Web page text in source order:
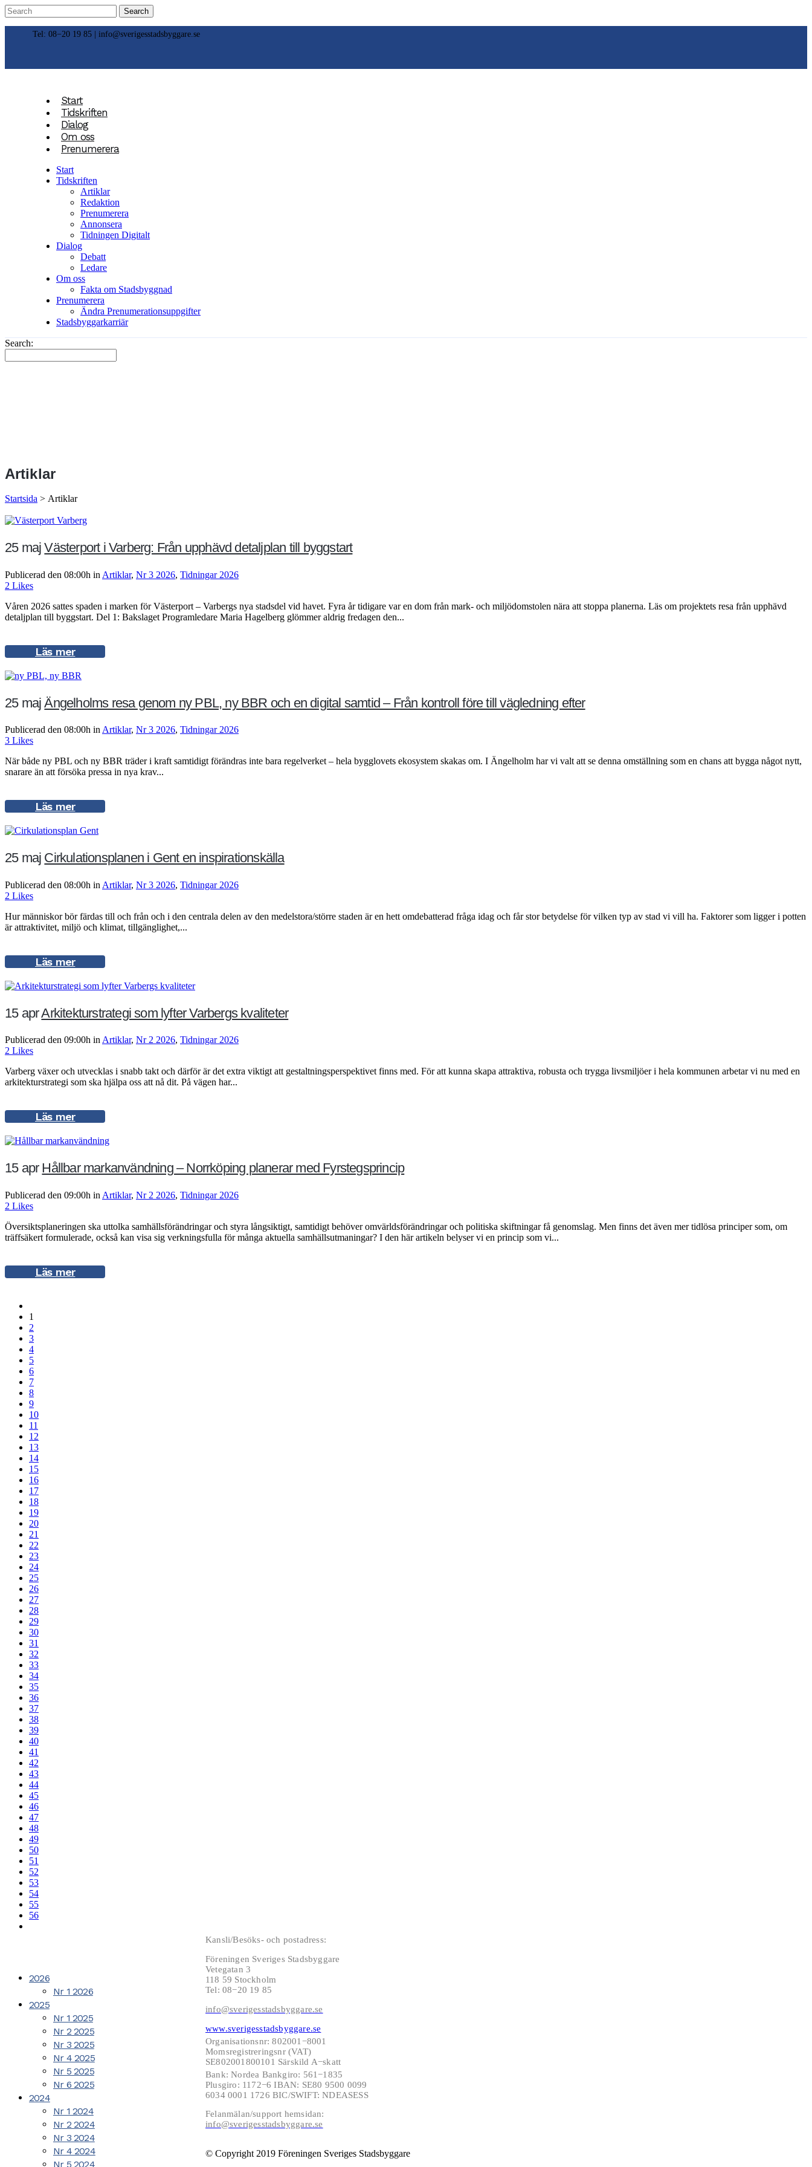
Tel: 08−20 19 85 | info@sverigesstadsbyggare.se
Start
Tidskriften
Dialog
Om oss
Prenumerera
Start
Tidskriften
Artiklar
Redaktion
Prenumerera
Annonsera
Tidningen Digitalt
Dialog
Debatt
Ledare
Om oss
Fakta om Stadsbyggnad
Prenumerera
Ändra Prenumerationsuppgifter
Stadsbyggarkarriär
Search:
Artiklar
Startsida > Artiklar
25 maj Västerport i Varberg: Från upphävd detalj­plan till byggstart
Publicerad den 08:00h in Artiklar, Nr 3 2026, Tidningar 2026
2 Likes
Våren 2026 sattes spaden i marken för Västerport – Varbergs nya stadsdel vid havet. Fyra år tidigare var en dom från mark- och miljödomstolen nära att stoppa planerna. Läs om projektets resa från upphävd
detaljplan till byggstart. Del 1: Bakslaget Programledare Maria Hagelberg glömmer aldrig fredagen den...
Läs mer
25 maj Ängelholms resa genom ny PBL, ny BBR och en digital samtid – Från kontroll före till vägledning efter
Publicerad den 08:00h in Artiklar, Nr 3 2026, Tidningar 2026
3 Likes
När både ny PBL och ny BBR träder i kraft samtidigt förändras inte bara regelverket – hela bygglovets ekosystem skakas om. I Ängelholm har vi valt att se denna omställning som en chans att bygga något nytt,
snarare än att försöka pressa in nya krav...
Läs mer
25 maj Cirkulationsplanen i Gent en inspirationskälla
Publicerad den 08:00h in Artiklar, Nr 3 2026, Tidningar 2026
2 Likes
Hur människor bör färdas till och från och i den centrala delen av den medelstora/större staden är en hett omdebatterad fråga idag och får stor betydelse för vilken typ av stad vi vill ha. Faktorer som ligger i potten
är attraktivitet, miljö och klimat, tillgänglighet,...
Läs mer
15 aprArkitekturstrategi som lyfter Varbergs kvaliteter
Publicerad den 09:00h in Artiklar, Nr 2 2026, Tidningar 2026
2 Likes
Varberg växer och utvecklas i snabb takt och därför är det extra viktigt att gestaltningsperspektivet finns med. För att kunna skapa attraktiva, robusta och trygga livsmiljöer i hela kommunen arbetar vi nu med en
arkitekturstrategi som ska hjälpa oss att nå dit. På vägen har...
Läs mer
15 apr Hållbar markanvändning – Norrköping planerar med Fyrstegsprincip
Publicerad den 09:00h in Artiklar, Nr 2 2026, Tidningar 2026
2 Likes
Översiktsplaneringen ska uttolka samhällsförändringar och styra långsiktigt, samtidigt behöver omvärldsförändringar och politiska skiftningar få genomslag. Men finns det även mer tidlösa principer som, om
träffsäkert formulerade, också kan visa sig verkningsfulla för många aktuella samhällsutmaningar? I den här artikeln belyser vi en princip som vi...
Läs mer
1
2
3
4
5
6
7
8
9
10
11
12
13
14
15
16
17
18
19
20
21
22
23
24
25
26
27
28
29
30
31
32
33
34
35
36
37
38
39
40
41
42
43
44
45
46
47
48
49
50
51
52
53
54
55
56
2026
Nr 1 2026
2025
Nr 1 2025
Nr 2 2025
Nr 3 2025
Nr 4 2025
Nr 5 2025
Nr 6 2025
2024
Nr 1 2024
Nr 2 2024
Nr 3 2024
Nr 4 2024
Nr 5 2024
Kansli/Besöks- och postadress:
Föreningen Sveriges Stadsbyggare
Vetegatan 3
118 59 Stockholm
Tel: 08−20 19 85
info@sverigesstadsbyggare.se
www.sverigesstadsbyggare.se
Organisationsnr: 802001−8001
Momsregistreringsnr (VAT)
SE802001800101 Särskild A−skatt
Bank: Nordea Bankgiro: 561−1835
Plusgiro: 1172−6 IBAN: SE80 9500 0099
6034 0001 1726 BIC/SWIFT: NDEASESS
Felanmälan/support hemsidan:
info@sverigesstadsbyggare.se
© Copyright 2019 Föreningen Sveriges Stadsbyggare